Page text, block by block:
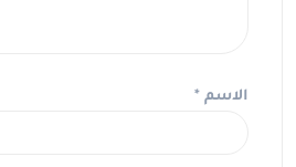
الاسم *